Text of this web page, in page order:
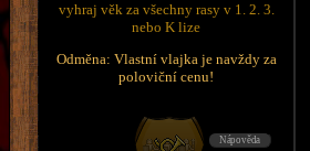
vyhraj věk za všechny rasy v 1. 2. 3.
nebo K lize
Odměna: Vlastní vlajka je navždy za
poloviční cenu!